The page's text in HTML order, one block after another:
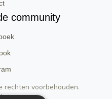
community
rechten voorbehouden.